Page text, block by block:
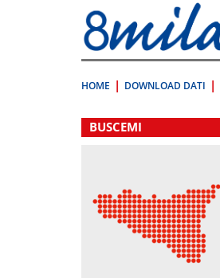
direttamente
a:
Contenuto
HOME DOWNLOAD DATI
.
BUSCEMI